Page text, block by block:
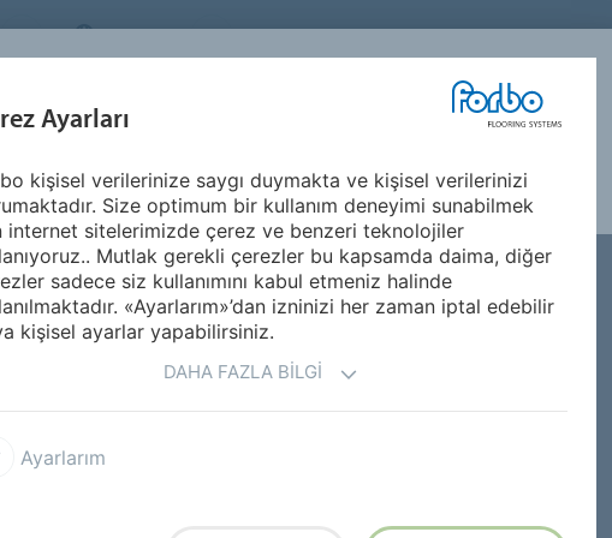
TURKEY
SEGMENTLER
İLHAM KAYNAĞI &
UYGULAMA &
BAKIM
0.8 AD8 2026 Allura Decibel 0.8 Wood
kaplama çözümüdür. Bu
ile en yüksek boyutsal
mükemmel teknik
kullanılarak serbest
Ayarları
kişisel verilerinize saygı duymakta ve kişisel verilerinizi
Size optimum bir kullanım deneyimi sunabilmek
internet sitelerimizde çerez ve benzeri teknolojiler
Mutlak gerekli çerezler bu kapsamda daima, diğer
sadece siz kullanımını kabul etmeniz halinde
«Ayarlarım»’dan izninizi her zaman iptal edebilir
kişisel ayarlar yapabilirsiniz.
DAHA FAZLA BILGI
Ayarlarım